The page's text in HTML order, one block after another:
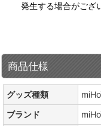
発生する場合がござ
商品仕様
グッズ種類
ブランド